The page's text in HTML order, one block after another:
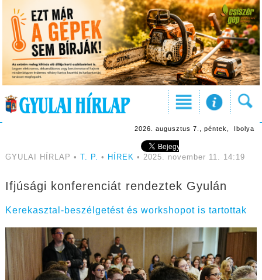
2026. augusztus 7., péntek, Ibolya
GYULAI HÍRLAP • T. P. • HÍREK • 2025. november 11. 14:19
Ifjúsági konferenciát rendeztek Gyulán
Kerekasztal-beszélgetést és workshopot is tartottak